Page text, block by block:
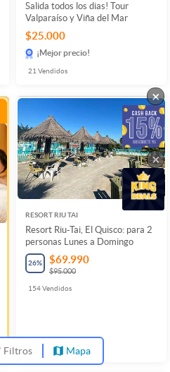
Salida todos los dias! Tour
Valparaíso y Viña del Mar
$25.000
¡Mejor precio!
21 Vendidos
RESORT RIU TAI
Resort Riu-Tai, El Quisco: para 2
personas Lunes a Domingo
26% $69.990
$95.000
154Vendidos
Filtros Mapa
×
×